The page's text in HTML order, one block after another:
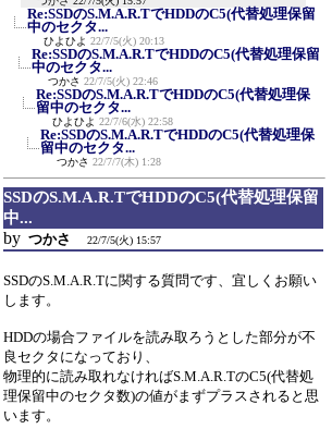
Re:SSDのS.M.A.R.TでHDDのC5(代替処理保留
中のセクタ...
ひよひよ 22/7/5(火) 20:13
Re:SSDのS.M.A.R.TでHDDのC5(代替処理保留
中のセクタ...
つかさ 22/7/5(火) 22:46
Re:SSDのS.M.A.R.TでHDDのC5(代替処理保
留中のセクタ...
ひよひよ 22/7/6(水) 22:58
Re:SSDのS.M.A.R.TでHDDのC5(代替処理保
留中のセクタ...
つかさ 22/7/7(木) 1:28
SSDのS.M.A.R.TでHDDのC5(代替処理保留
中...
by つかさ 22/7/5(火) 15:57
SSDのS.M.A.R.Tに関する質問です、宜しくお願い
します。
HDDの場合ファイルを読み取ろうとした部分が不
良セクタになっており、
物理的に読み取れなければS.M.A.R.TのC5(代替処
理保留中のセクタ数)の値がまずプラスされると思
います。